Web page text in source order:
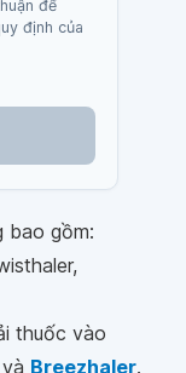
để
định của
bao gồm:
thuốc vào
Breezhaler.